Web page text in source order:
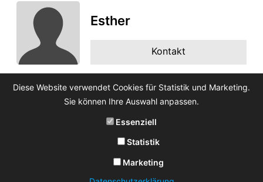
Esther
Kontakt
Diese Website verwendet Cookies für Statistik und Marketing.
Sie können Ihre Auswahl anpassen.
Essenziell
Statistik
Marketing